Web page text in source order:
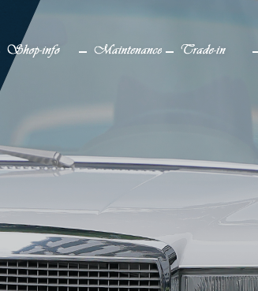
店舗情報
メディア